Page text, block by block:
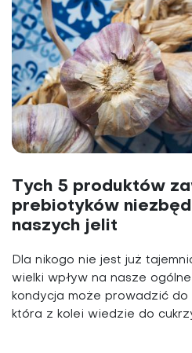
Tych 5 produktów
prebiotyków
naszych jelit
Dla nikogo nie jest już
wielki wpływ na nasze
kondycja może prowadzić do
która z kolei wiedzie do